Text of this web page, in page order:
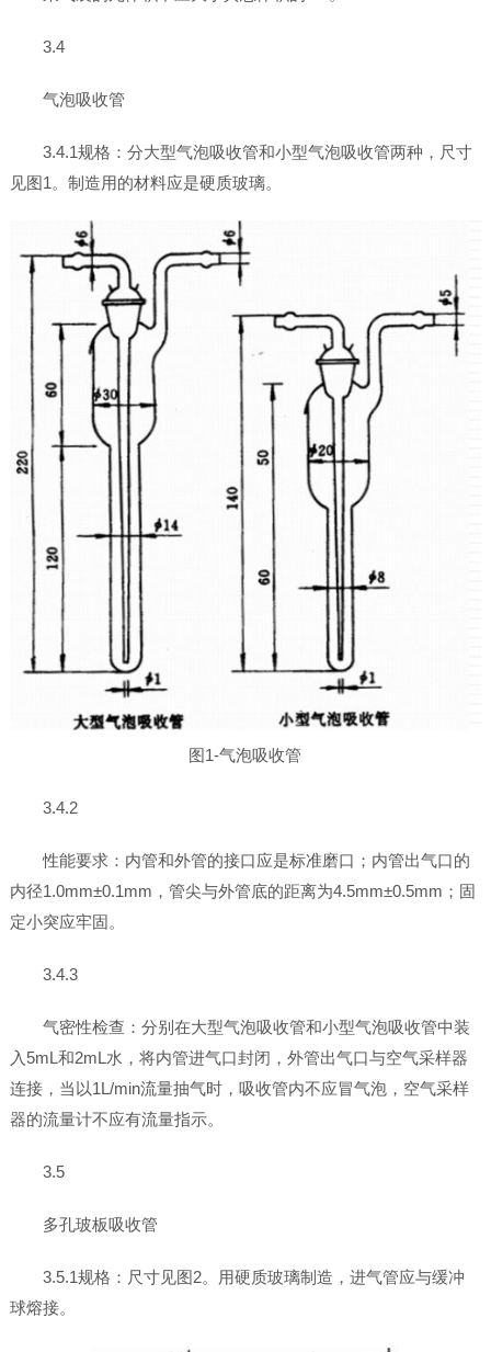
3.4
气泡吸收管
3.4.1规格：分大型气泡吸收管和小型气泡吸收管两种，尺寸
见图1。制造用的材料应是硬质玻璃。
图1-气泡吸收管
3.4.2
性能要求：内管和外管的接口应是标准磨口；内管出气口的
内径1.0mm±0.1mm，管尖与外管底的距离为4.5mm±0.5mm；固
定小突应牢固。
3.4.3
气密性检查：分别在大型气泡吸收管和小型气泡吸收管中装
入5mL和2mL水，将内管进气口封闭，外管出气口与空气采样器
连接，当以1L/min流量抽气时，吸收管内不应冒气泡，空气采样
器的流量计不应有流量指示。
3.5
多孔玻板吸收管
3.5.1规格：尺寸见图2。用硬质玻璃制造，进气管应与缓冲
球熔接。